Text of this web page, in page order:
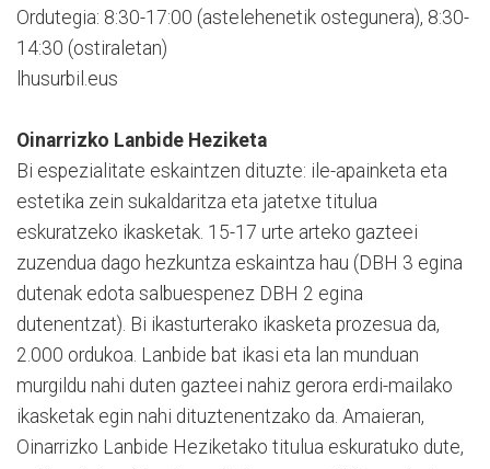
Ordutegia: 8:30-17:00 (astelehenetik ostegunera), 8:30-
14:30 (ostiraletan)
lhusurbil.eus
Oinarrizko Lanbide Heziketa
Bi espezialitate eskaintzen dituzte: ile-apainketa eta
estetika zein sukaldaritza eta jatetxe titulua
eskuratzeko ikasketak. 15-17 urte arteko gazteei
zuzendua dago hezkuntza eskaintza hau (DBH 3 egina
dutenak edota salbuespenez DBH 2 egina
dutenentzat). Bi ikasturterako ikasketa prozesua da,
2.000 ordukoa. Lanbide bat ikasi eta lan munduan
murgildu nahi duten gazteei nahiz gerora erdi-mailako
ikasketak egin nahi dituztenentzako da. Amaieran,
Oinarrizko Lanbide Heziketako titulua eskuratuko dute,